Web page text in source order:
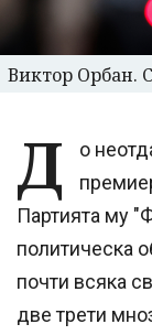
Виктор Орбан.
Д
о
Партията му
политическа
почти всяка
две трети